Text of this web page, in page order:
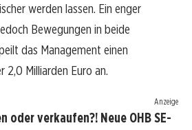
werden lassen. Ein enger
Bewegungen in beide
das Management einen
2,0 Milliarden Euro an.
Anzeige
oder verkaufen?! Neue OHB SE-